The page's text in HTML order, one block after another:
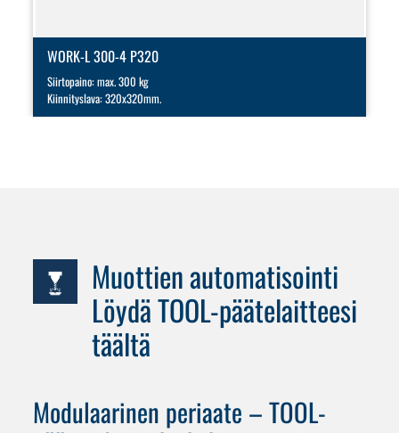
WORK-L 300-4 P320
Siirtopaino: max. 300 kg
Kiinnityslava: 320x320mm.
Muottien automatisointi
Löydä TOOL-päätelaitteesi
täältä
Modulaarinen periaate – TOOL-